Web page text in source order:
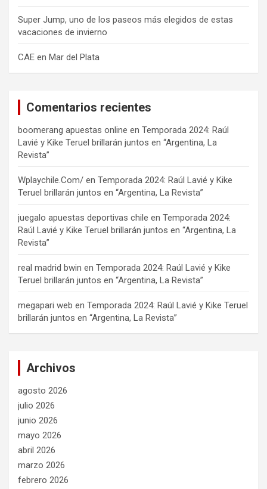
Super Jump, uno de los paseos más elegidos de estas
vacaciones de invierno
CAE en Mar del Plata
Comentarios recientes
boomerang apuestas online en Temporada 2024: Raúl
Lavié y Kike Teruel brillarán juntos en “Argentina, La
Revista”
Wplaychile.Com/ en Temporada 2024: Raúl Lavié y Kike
Teruel brillarán juntos en “Argentina, La Revista”
juegalo apuestas deportivas chile en Temporada 2024:
Raúl Lavié y Kike Teruel brillarán juntos en “Argentina, La
Revista”
real madrid bwin en Temporada 2024: Raúl Lavié y Kike
Teruel brillarán juntos en “Argentina, La Revista”
megapari web en Temporada 2024: Raúl Lavié y Kike Teruel
brillarán juntos en “Argentina, La Revista”
Archivos
agosto 2026
julio 2026
junio 2026
mayo 2026
abril 2026
marzo 2026
febrero 2026